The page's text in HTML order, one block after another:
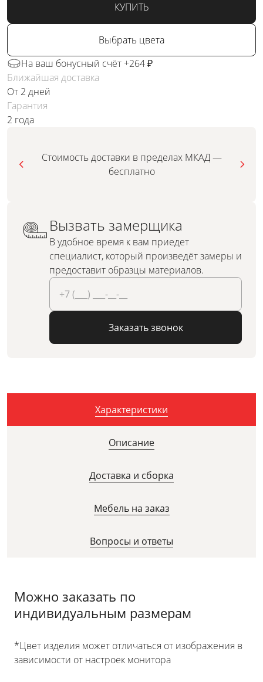
КУПИТЬ
Выбрать цвета
На ваш бонусный счёт +264 ₽
Ближайшая доставка
От 2 дней
Гарантия
2 года
Стоимость доставки в пределах МКАД —
бесплатно
Вызвать замерщика
В удобное время к вам приедет
специалист, который произведёт замеры и
предоставит образцы материалов.
Заказать звонок
Характеристики
Описание
Доставка и сборка
Мебель на заказ
Вопросы и ответы
Можно заказать по
индивидуальным размерам
*Цвет изделия может отличаться от изображения в
зависимости от настроек монитора